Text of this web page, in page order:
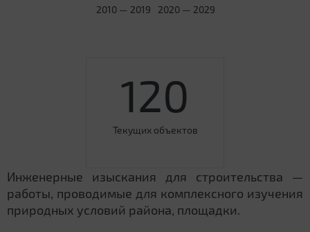
2010 — 2019 2020 — 2029
120
Текущих объектов
Инженерные изыскания для строительства —
работы, проводимые для комплексного изучения
природных условий района, площадки.